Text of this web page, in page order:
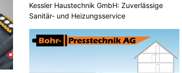
Kessler Haustechnik GmbH: Zuverlässige
Sanitär- und Heizungsservice